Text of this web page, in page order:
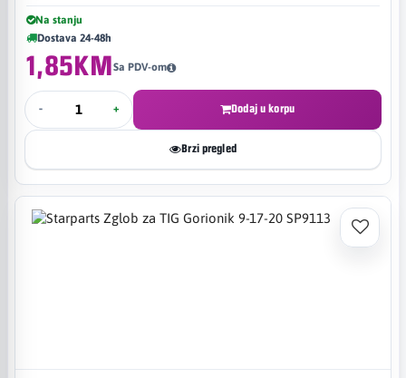
Na stanju
Dostava 24-48h
1,85KMSa PDV-om
- + Dodaj u korpu
Brzi pregled